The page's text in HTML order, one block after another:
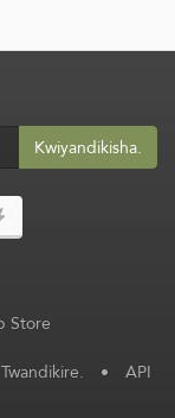
Kwiyandikisha.
Twandikire. • API